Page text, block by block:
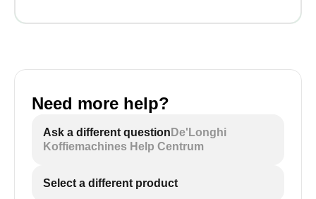
Need more help?
Ask a different question De'Longhi
Koffiemachines Help Centrum
Select a different product